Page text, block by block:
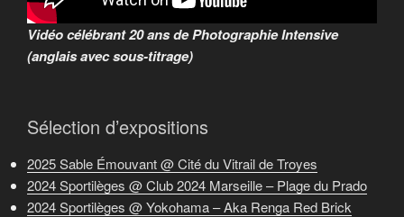
Vidéo célébrant 20 ans de Photographie Intensive
(anglais avec sous-titrage)
Sélection d’expositions
2025 Sable Émouvant @ Cité du Vitrail de Troyes
2024 Sportilèges @ Club 2024 Marseille – Plage du Prado
2024 Sportilèges @ Yokohama – Aka Renga Red Brick